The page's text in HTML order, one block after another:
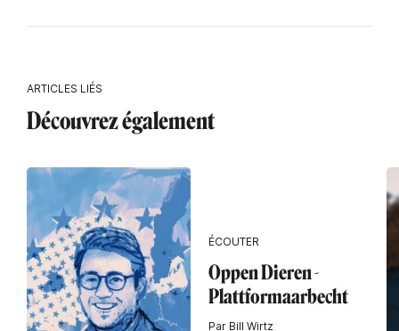
ARTICLES LIÉS
Découvrez également
ÉCOUTER
Oppen Dieren -
Plattformaarbecht
Par Bill Wirtz